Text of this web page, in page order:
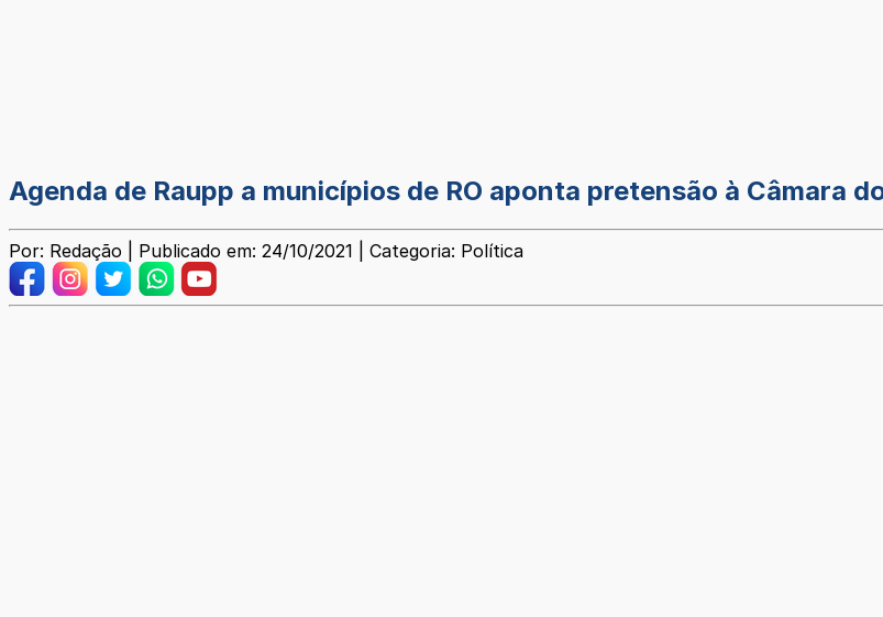
Agenda de Raupp a municípios de RO aponta pretensão à Câmara
Por: Redação | Publicado em: 24/10/2021 | Categoria: Política